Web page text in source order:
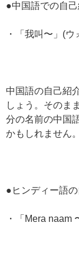
●中国語での自
・「我叫〜」(
中国語の自己紹
しょう。そのま
分の名前の中国
かもしれません。
●ヒンディー語
・「Mera naam